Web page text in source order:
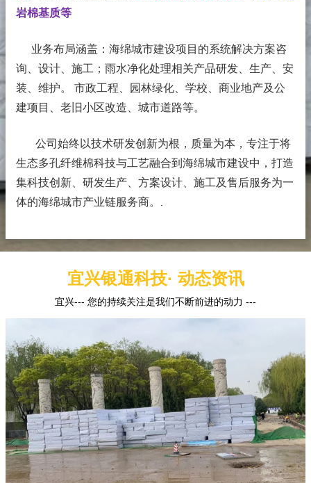
岩棉基质等
业务布局涵盖：海绵城市建设项目的系统解决方案咨
询、设计、施工；雨水净化处理相关产品研发、生产、安
装、维护。 市政工程、园林绿化、学校、商业地产及公
建项目、老旧小区改造、城市道路等。
公司始终以技术研发创新为根，质量为本，专注于将
生态多孔纤维棉科技与工艺融合到海绵城市建设中，打造
集科技创新、研发生产、方案设计、施工及售后服务为一
体的海绵城市产业链服务商。
宜兴银通科技· 动态资讯
宜兴--- 您的持续关注是我们不断前进的动力 ---